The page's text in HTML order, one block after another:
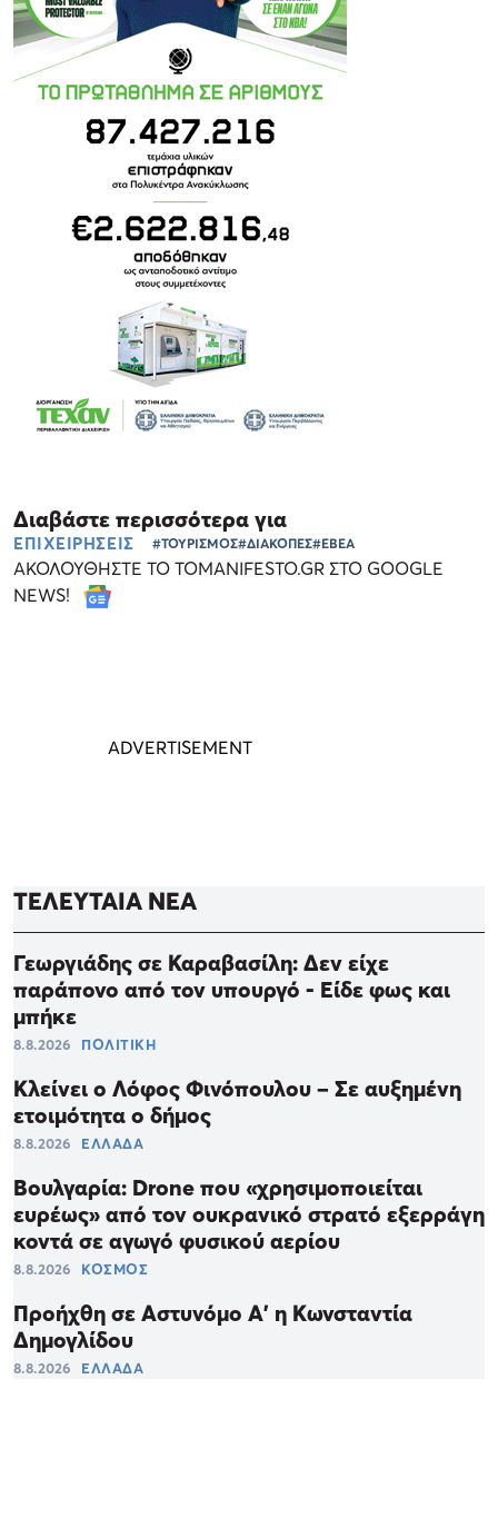
Διαβάστε περισσότερα για
ΕΠΙΧΕΙΡΗΣΕΙΣ #ΤΟΥΡΙΣΜΟΣ#ΔΙΑΚΟΠΕΣ#ΕΒΕΑ
ΑΚΟΛΟΥΘΗΣΤΕ ΤΟ TOMANIFESTO.GR ΣΤΟ GOOGLE
NEWS!
ΤΕΛΕΥΤΑΙΑ ΝΕΑ
Γεωργιάδης σε Καραβασίλη: Δεν είχε
παράπονο από τον υπουργό - Είδε φως και
μπήκε
8.8.2026 ΠΟΛΙΤΙΚΗ
Κλείνει ο Λόφος Φινόπουλου – Σε αυξημένη
ετοιμότητα ο δήμος
8.8.2026 ΕΛΛΑΔΑ
Βουλγαρία: Drone που «χρησιμοποιείται
ευρέως» από τον ουκρανικό στρατό εξερράγη
κοντά σε αγωγό φυσικού αερίου
8.8.2026 ΚΟΣΜΟΣ
Προήχθη σε Αστυνόμο Α' η Κωνσταντία
Δημογλίδου
8.8.2026 ΕΛΛΑΔΑ